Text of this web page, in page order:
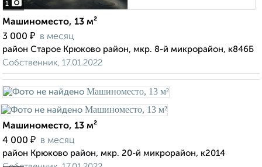
1
Машиноместо, 13 м²
3 000 ₽ в месяц
район Старое Крюково район, мкр. 8-й микрорайон, к846Б
Собственник, 17.01.2022
Машиноместо, 13 м²
4 000 ₽ в месяц
район Крюково район, мкр. 20-й микрорайон, к2014